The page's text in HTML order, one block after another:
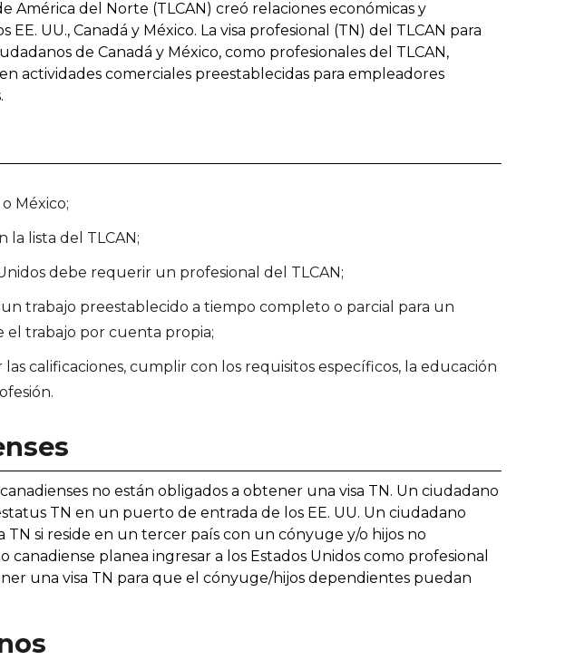
América del Norte (TLCAN) creó relaciones económicas y
UU., Canadá y México. La visa profesional (TN) del TLCAN para
de Canadá y México, como profesionales del TLCAN,
actividades comerciales preestablecidas para empleadores
México;
la lista del TLCAN;
debe requerir un profesional del TLCAN;
trabajo preestablecido a tiempo completo o parcial para un
el trabajo por cuenta propia;
calificaciones, cumplir con los requisitos específicos, la educación
no están obligados a obtener una visa TN. Un ciudadano
TN en un puerto de entrada de los EE. UU. Un ciudadano
TN si reside en un tercer país con un cónyuge y/o hijos no
canadiense planea ingresar a los Estados Unidos como profesional
una visa TN para que el cónyuge/hijos dependientes puedan